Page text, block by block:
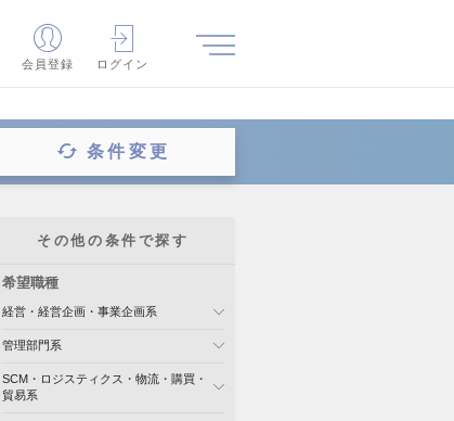
会員登録 ログイン
条件変更
その他の条件で探す
希望職種
経営・経営企画・事業企画系
管理部門系
SCM・ロジスティクス・物流・購買・
貿易系